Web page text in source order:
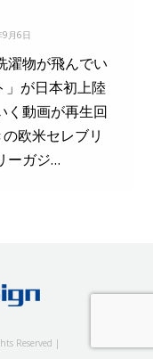
月6日
濯物が飛んでい
」が日本初上陸
く動画が再生回
欧米セレブリ
ーガジ…
Reserved |